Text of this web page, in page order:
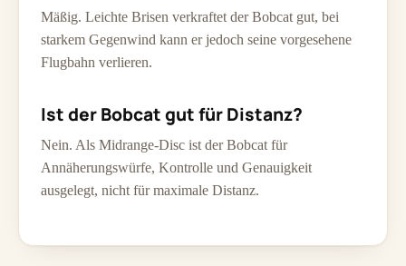
Mäßig. Leichte Brisen verkraftet der Bobcat gut, bei
starkem Gegenwind kann er jedoch seine vorgesehene
Flugbahn verlieren.
Ist der Bobcat gut für Distanz?
Nein. Als Midrange-Disc ist der Bobcat für
Annäherungswürfe, Kontrolle und Genauigkeit
ausgelegt, nicht für maximale Distanz.